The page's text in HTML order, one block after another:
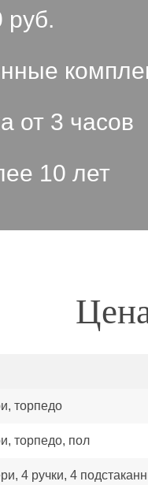
руб.
от 3 часов
10 лет
торпедо
торпедо, пол
4 ручки, 4